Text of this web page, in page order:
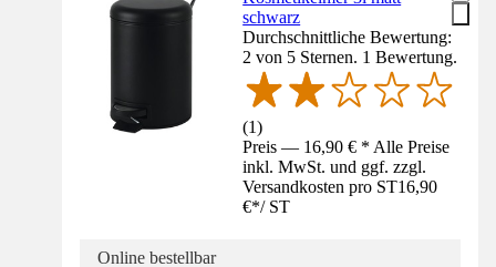
schwarz
Durchschnittliche Bewertung:
2 von 5 Sternen. 1 Bewertung.
(1)
Preis — 16,90 € * Alle Preise
inkl. MwSt. und ggf. zzgl.
Versandkosten pro ST16,90
€*/ ST
Online bestellbar